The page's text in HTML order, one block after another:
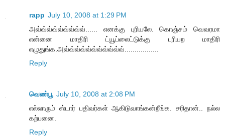
rapp July 10, 2008 at 1:29 PM
அவ்வ்வ்வ்வ்வ்வ்வ்வ்...... எனக்கு புரியலே. கொஞ்சம் வெவரமா
என்னை மாதிரி ட்யூப்லைட்டுக்கு புரியற மாதிரி
எழுதுங்க.அவ்வ்வ்வ்வ்வ்வ்வ்வ்வ்வ்.................
Reply
வெண்பூ July 10, 2008 at 2:08 PM
எல்லாரும் ஸ்டார் பதிவர்கள் ஆகிடுவாங்கன்றீங்க. ச‌ரிதான்.. நல்ல
கற்பனை.
Reply